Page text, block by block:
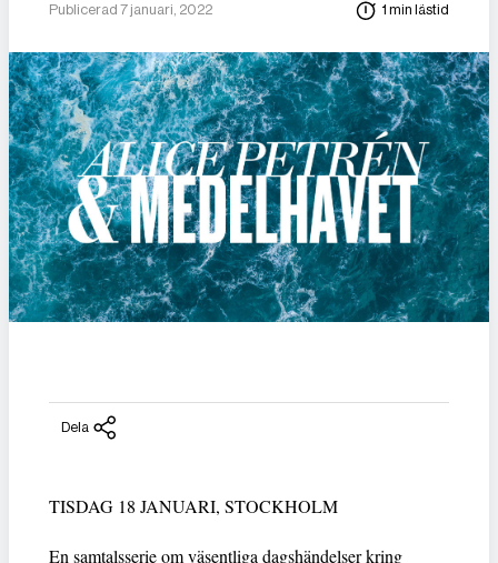
Publicerad 7 januari, 2022 1 min lästid
Dela
TISDAG 18 JANUARI, STOCKHOLM
En samtalsserie om väsentliga dagshändelser kring